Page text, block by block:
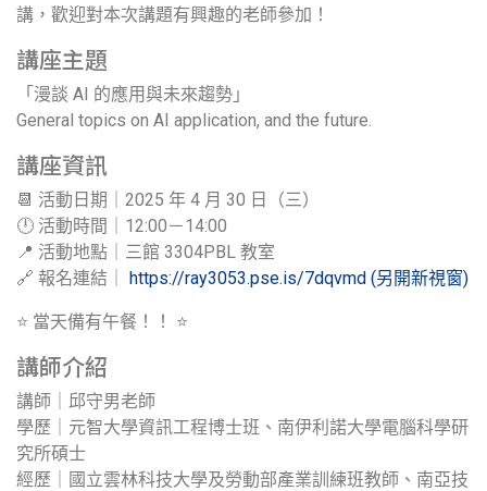
講，歡迎對本次講題有興趣的老師參加！
講座主題
「漫談 AI 的應用與未來趨勢」
General topics on AI application, and the future.
講座資訊
📆 活動日期｜2025 年 4 月 30 日（三）
🕛 活動時間｜12:00－14:00
📍 活動地點｜三館 3304PBL 教室
🔗 報名連結｜ https://ray3053.pse.is/7dqvmd (另開新視窗)
⭐ 當天備有午餐！！ ⭐
講師介紹
講師｜邱守男老師
學歷｜元智大學資訊工程博士班、南伊利諾大學電腦科學研
究所碩士
經歷｜國立雲林科技大學及勞動部產業訓練班教師、南亞技